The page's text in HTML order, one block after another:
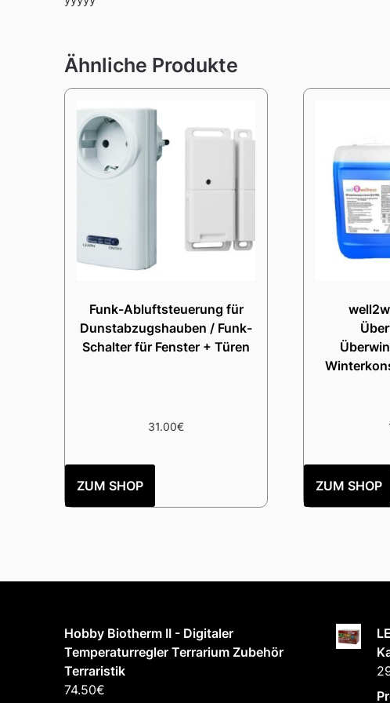
Ähnliche Produkte
Funk-Abluftsteuerung für
Dunstabzugshauben / Funk-
Schalter für Fenster + Türen
31.00€
ZUM SHOP ZUM SHOP
Hobby Biotherm II - Digitaler
Temperaturregler Terrarium Zubehör
Terraristik
74.50€